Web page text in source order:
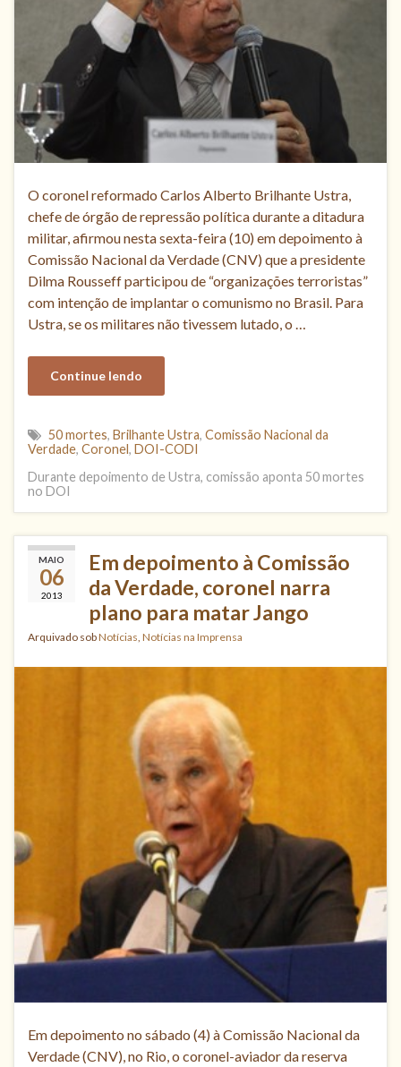
O coronel reformado Carlos Alberto Brilhante Ustra,
chefe de órgão de repressão política durante a ditadura
militar, afirmou nesta sexta-feira (10) em depoimento à
Comissão Nacional da Verdade (CNV) que a presidente
Dilma Rousseff participou de “organizações terroristas”
com intenção de implantar o comunismo no Brasil. Para
Ustra, se os militares não tivessem lutado, o …
Continue lendo
50 mortes, Brilhante Ustra, Comissão Nacional da
Verdade, Coronel, DOI-CODI
Durante depoimento de Ustra, comissão aponta 50 mortes
no DOI
MAIO
06
2013
Em depoimento à Comissão
da Verdade, coronel narra
plano para matar Jango
Arquivado sobNotícias, Notícias na Imprensa
Em depoimento no sábado (4) à Comissão Nacional da
Verdade (CNV), no Rio, o coronel-aviador da reserva